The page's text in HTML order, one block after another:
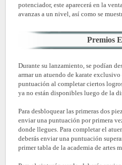
potenciador, este aparecerá en la
avanzas a un nivel, así como se
Premios
Durante su lanzamiento, se podían
armar un atuendo de karate
puntuación al completar ciertos
ya no están disponibles luego de la
Para desbloquear las primeras dos
enviar una puntuación por primera
donde llegues. Para completar el
deberás enviar una puntuación
primer tabla de la academia de artes